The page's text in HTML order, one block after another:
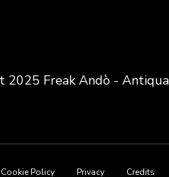
2025 Freak Andò -
Cookie Policy Privacy Credits